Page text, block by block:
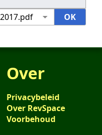
Over
Privacybeleid
Over RevSpace
Voorbehoud